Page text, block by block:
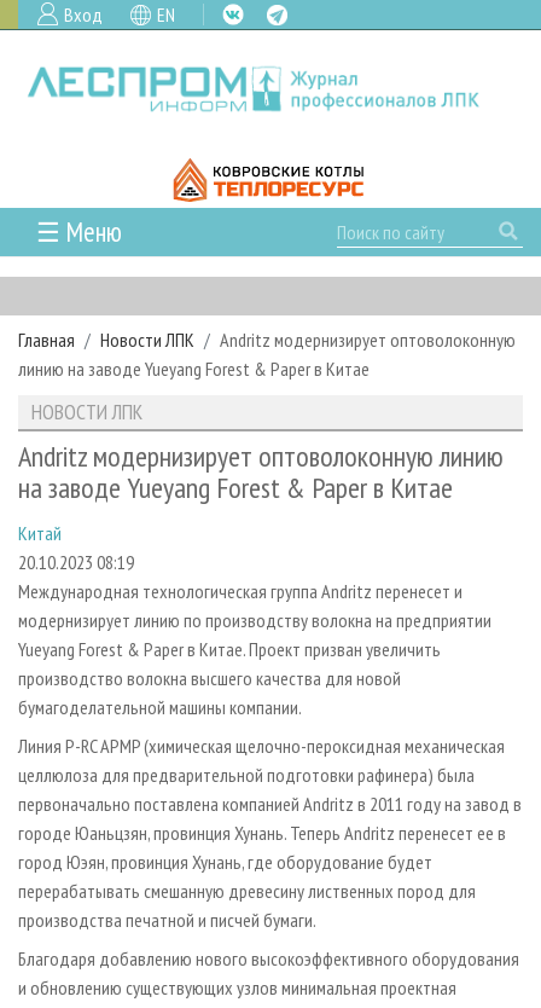
Вход EN
☰ Меню
ГЛАВНАЯ
РУБРИКИ И ТЕМЫ
РУБРИКИ ЖУРНАЛА
ЛЕСОЗАГОТОВКА
ЛЕСОПИЛЕНИЕ
СУШКА ДРЕВЕСИНЫ
ПРОИЗВОДСТВО ДРЕВЕСНЫХ ПЛИТ
ДЕРЕВЯННОЕ ДОМОСТРОЕНИЕ
ПРОИЗВОДСТВО МЕБЕЛИ
БИОЭНЕРГЕТИКА
ЦБП
ИНСТРУМЕНТ И МАТЕРИАЛЫ
НОВОСТИ
НОВОСТИ ЛПК
НОВОСТИ ЖУРНАЛА
ПРОЕКТЫ ЛПИ
АНАЛИТИКА
ПРЕДПРИЯТИЯ ЛПК
ПЕРСОНЫ
МОБИЛЬНЫЕ ВЫСТАВКИ
ОФИЦИАЛЬНЫЕ ДЕЛЕГАЦИИ
ПРИОРИТЕТНЫЕ ИНВЕСТПРОЕКТЫ
RUSSIAN FORESTRY REVIEW
ГАЗЕТА ЛЕСПРОМФОРУМ
БИБЛИОТЕКА СПЕЦИАЛИСТА
АРХИВ
АРХИВ ЖУРНАЛОВ
О ЖУРНАЛЕ
ПОДПИСКА
КОНТАКТЫ
РЕКЛАМОДАТЕЛЯМ
РЕКЛАМА
РЕКЛАМА НА САЙТЕ
Главная Новости ЛПК
Andritz модернизирует оптоволоконную
линию на заводе Yueyang Forest & Paper в Китае
НОВОСТИ ЛПК
Andritz модернизирует оптоволоконную линию
на заводе Yueyang Forest & Paper в Китае
Китай
20.10.2023 08:19
Международная технологическая группа Andritz перенесет и
модернизирует линию по производству волокна на предприятии
Yueyang Forest & Paper в Китае. Проект призван увеличить
производство волокна высшего качества для новой
бумагоделательной машины компании.
Линия P-RC APMP (химическая щелочно-пероксидная механическая
целлюлоза для предварительной подготовки рафинера) была
первоначально поставлена компанией Andritz в 2011 году на завод в
городе Юаньцзян, провинция Хунань. Теперь Andritz перенесет ее в
город Юэян, провинция Хунань, где оборудование будет
перерабатывать смешанную древесину лиственных пород для
производства печатной и писчей бумаги.
Благодаря добавлению нового высокоэффективного оборудования
и обновлению существующих узлов минимальная проектная